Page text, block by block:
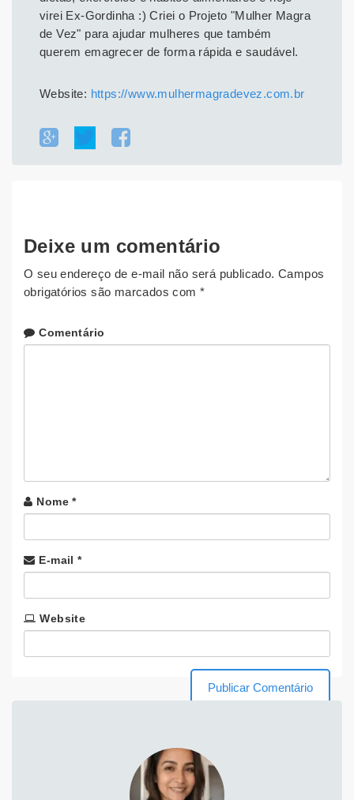
virei Ex-Gordinha :) Criei o Projeto "Mulher Magra
de Vez" para ajudar mulheres que também
querem emagrecer de forma rápida e saudável.
Website: https://www.mulhermagradevez.com.br
Deixe um comentário
O seu endereço de e-mail não será publicado. Campos
obrigatórios são marcados com *
Comentário
Nome *
E-mail *
Website